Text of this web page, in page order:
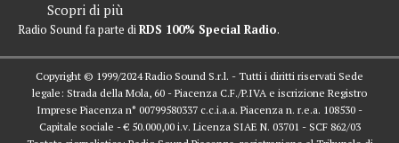
Scopri di più
Radio Sound fa parte diRDS 100% Special Radio.
Copyright © 1999/2024 Radio Sound S.r.l. - Tutti i diritti riservati Sede
legale: Strada della Mola, 60 - Piacenza C.F./P.IVA e iscrizione Registro
Imprese Piacenza n° 00799580337 c.c.i.a.a. Piacenza n. r.e.a. 108530 -
Capitale sociale - € 50.000,00 i.v. Licenza SIAE N. 03701 - SCF 862/03